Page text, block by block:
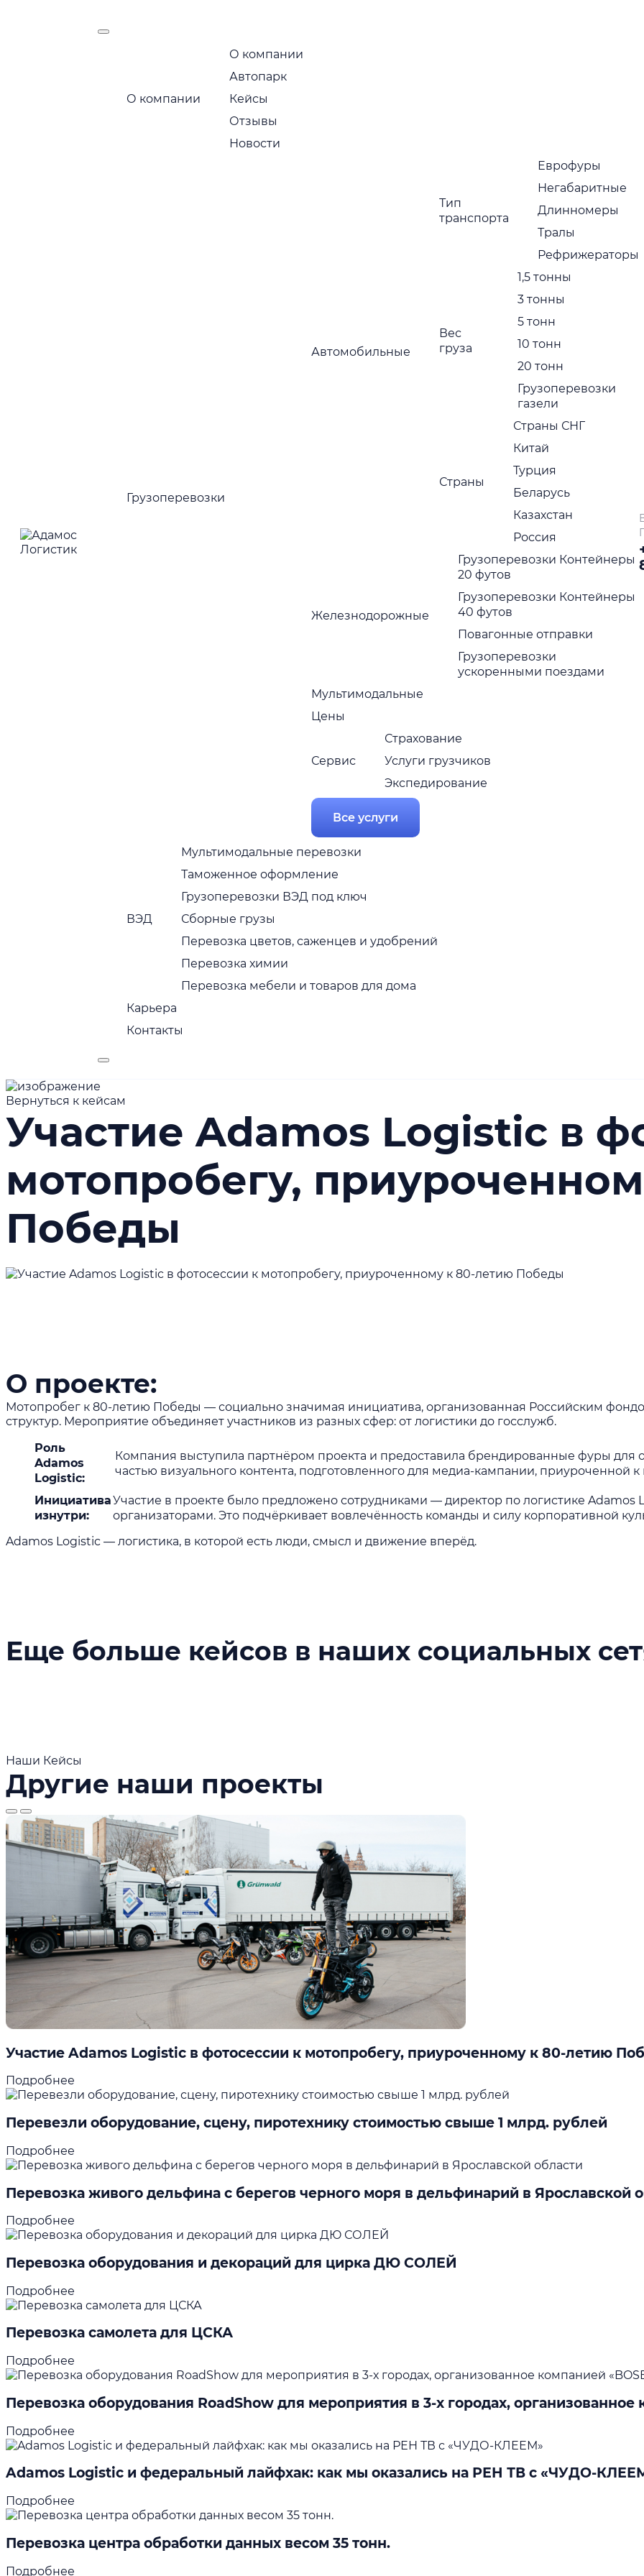
О компании
О компании
Автопарк
Кейсы
Отзывы
Новости
Грузоперевозки
Автомобильные
Тип
транспорта
Еврофуры
Негабаритные
Длинномеры
Тралы
Рефрижераторы
Вес
груза
1,5 тонны
3 тонны
5 тонн
10 тонн
20 тонн
Грузоперевозки
газели
Страны
Страны СНГ
Китай
Турция
Беларусь
Казахстан
Россия
Железнодорожные
Грузоперевозки Контейнеры
20 футов
Грузоперевозки Контейнеры
40 футов
Повагонные отправки
Грузоперевозки
ускоренными поездами
Мультимодальные
Цены
Сервис
Страхование
Услуги грузчиков
Экспедирование
Все услуги
ВЭД
Мультимодальные перевозки
Таможенное оформление
Грузоперевозки ВЭД под ключ
Сборные грузы
Перевозка цветов, саженцев и удобрений
Перевозка химии
Перевозка мебели и товаров для дома
Карьера
Контакты
Вернуться к кейсам
Участие Adamos Logistic в
мотопробегу,
Победы
О проекте:
Мотопробег к 80-летию Победы — социально значимая инициатива, организованная Российским
структур. Мероприятие объединяет участников из разных сфер: от логистики до госслужб.
Роль
Adamos
Logistic:
Компания выступила партнёром проекта и предоставила брендированные фуры
частью визуального контента, подготовленного для медиа-кампании, приуроченной к
Инициатива
изнутри:
Участие в проекте было предложено сотрудниками — директор по логистике Adamos
организаторами. Это подчёркивает вовлечённость команды и силу корпоративной
Adamos Logistic — логистика, в которой есть люди, смысл и движение вперёд.
Еще больше кейсов в наших социальных
Наши Кейсы
Другие наши проекты
Участие Adamos Logistic в фотосессии к мотопробегу, приуроченному к 80-летию
Подробнее
Перевезли оборудование, сцену, пиротехнику стоимостью свыше 1 млрд. рублей
Подробнее
Перевозка живого дельфина с берегов черного моря в дельфинарий в Ярославской
Подробнее
Перевозка оборудования и декораций для цирка ДЮ СОЛЕЙ
Подробнее
Перевозка самолета для ЦСКА
Подробнее
Перевозка оборудования RoadShow для мероприятия в 3-х городах, организованное
Подробнее
Adamos Logistic и федеральный лайфхак: как мы оказались на РЕН ТВ с
Подробнее
Перевозка центра обработки данных весом 35 тонн.
Подробнее
Нажимая на кнопку отправить Вы соглашаетесь с
есть
Маршрут следования:
Москва — Санкт-Петербург
Позвоните по бесплатному номеру и уточните